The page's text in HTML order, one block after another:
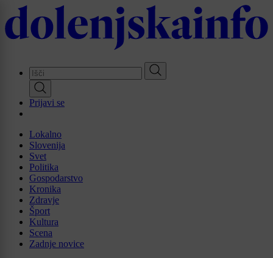
Skip
to
main
Prijavi se
Lokalno
Slovenija
Svet
Politika
Gospodarstvo
Kronika
Zdravje
Šport
Kultura
Scena
Zadnje novice